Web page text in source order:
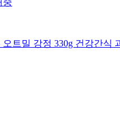
중
트밀 강정 330g 건강간식